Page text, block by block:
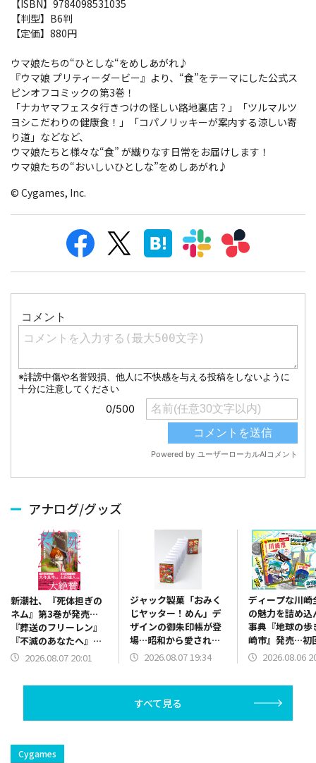
【ISBN】9784098531035
【判型】B6判
【定価】880円
ウマ娘たちの“ひとしな“をめしあがれ♪
『ウマ娘 プリティーダービー』より、“食”をテーマにした公式ス
ピンオフコミックの第3巻！
「ナカヤマフェスタ行きつけの怪しい路地裏店？」「ツルマルツ
ヨシこだわりの健康食！」「コパノリッキーが案内する涼しい寄
り道」などなど、
ウマ娘たちと様々な“食” が織りなす日常をお届けします！
ウマ娘たちの“おいしいひとしな”をめしあがれ♪
© Cygames, Inc.
アナログ/グッズ
新潮社、『死体担ぎの
ネム』第3巻が発売…
『葬送のフリーレン』
『不滅のあなたへ』著
者大絶賛のファンタジ
2026.08.07 20:01
ジャック製菓「おみく
じヤッター！めん」デ
ザインの御朱印帳が登
場…昭和から愛される
駄菓子キャラと御朱印
2026.08.07 19:34
ディープな川崎
の魅力を詰め込
事典『地球の歩
崎市』発売…初
で「ドラえもん
2026.08.06
すべて見る
Cygames